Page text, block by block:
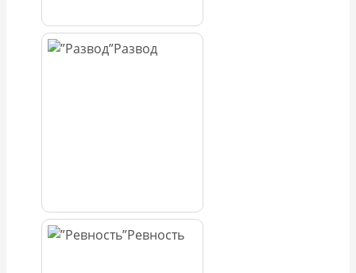
Развод
Ревность